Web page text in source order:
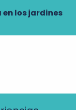
en los jardines